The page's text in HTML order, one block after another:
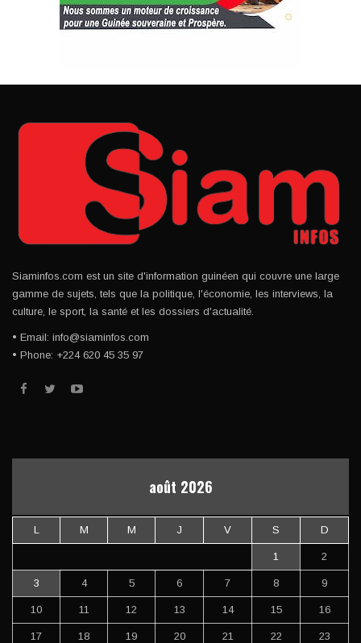
Siaminfos.com est un site d'information guinéen qui couvre une large
gamme de sujets, tels que la politique, l'économie, les interviews, la
culture, le sport, la santé et les dossiers d'actualité.
• Email: info@siaminfos.com
• Phone: +224 620 45 35 97
août 2026
L M M J V S D
1 2
3 4 5 6 7 8 9
10 11 12 13 14 15 16
17 18 19 20 21 22 23